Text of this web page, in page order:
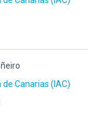
Canarias (IAC)